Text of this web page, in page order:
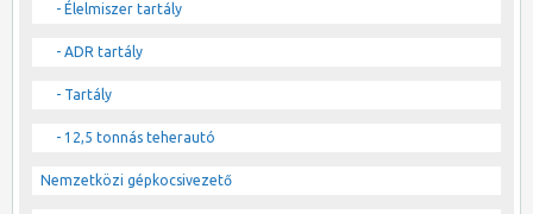
- Élelmiszer tartály
- ADR tartály
- Tartály
- 12,5 tonnás teherautó
Nemzetközi gépkocsivezető